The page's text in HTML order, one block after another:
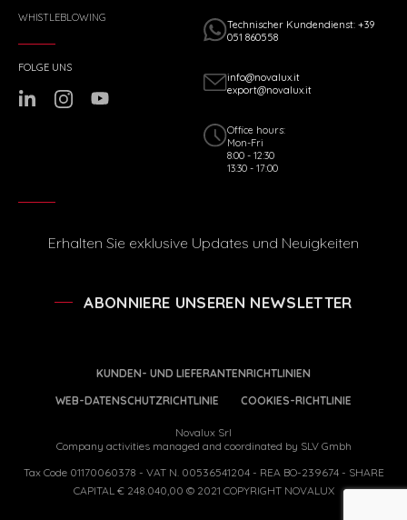
WHISTLEBLOWING
Technischer Kundendienst: +39
051 860558
info@novalux.it
export@novalux.it
Office hours:
Mon-Fri
8:00 - 12:30
13:30 - 17:00
FOLGE UNS
Erhalten Sie exklusive Updates und Neuigkeiten
ABONNIERE UNSEREN NEWSLETTER
KUNDEN- UND LIEFERANTENRICHTLINIEN
WEB-DATENSCHUTZRICHTLINIE
COOKIES-RICHTLINIE
Novalux Srl
Company activities managed and coordinated by SLV Gmbh
Tax Code 01170060378 - VAT N. 00536541204 - REA BO-239674 - SHARE
CAPITAL € 248.040,00 © 2021 COPYRIGHT NOVALUX